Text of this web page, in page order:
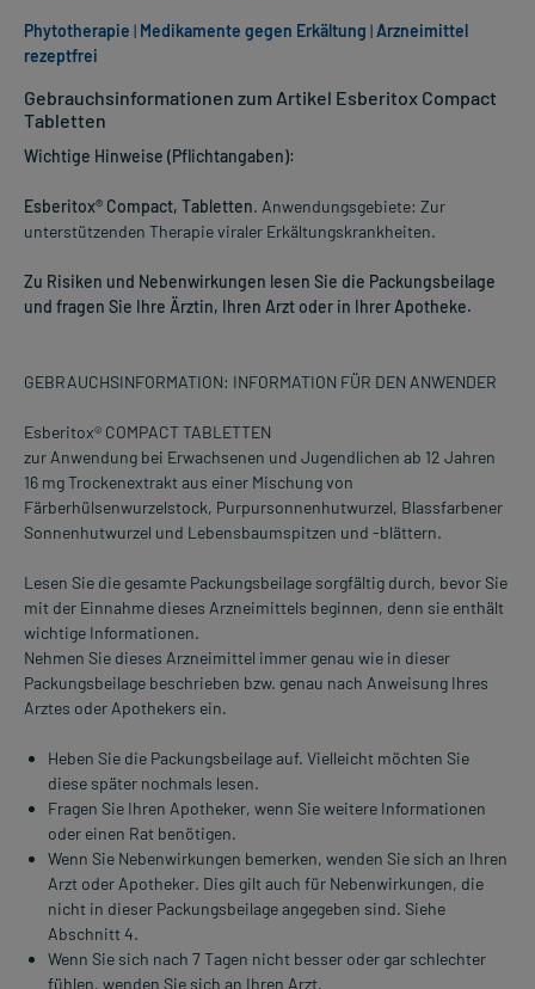
Gebrauchsinformationen zum Artikel Esberitox Compact
Tabletten
Wichtige Hinweise (Pflichtangaben):
Esberitox® Compact, Tabletten. Anwendungsgebiete: Zur
unterstützenden Therapie viraler Erkältungskrankheiten.
Zu Risiken und Nebenwirkungen lesen Sie die Packungsbeilage
und fragen Sie Ihre Ärztin, Ihren Arzt oder in Ihrer Apotheke.
GEBRAUCHSINFORMATION: INFORMATION FÜR DEN ANWENDER
Esberitox® COMPACT TABLETTEN
zur Anwendung bei Erwachsenen und Jugendlichen ab 12 Jahren
16 mg Trockenextrakt aus einer Mischung von
Färberhülsenwurzelstock, Purpursonnenhutwurzel, Blassfarbener
Sonnenhutwurzel und Lebensbaumspitzen und -blättern.
Lesen Sie die gesamte Packungsbeilage sorgfältig durch, bevor Sie
mit der Einnahme dieses Arzneimittels beginnen, denn sie enthält
wichtige Informationen.
Nehmen Sie dieses Arzneimittel immer genau wie in dieser
Packungsbeilage beschrieben bzw. genau nach Anweisung Ihres
Arztes oder Apothekers ein.
Heben Sie die Packungsbeilage auf. Vielleicht möchten Sie
diese später nochmals lesen.
Fragen Sie Ihren Apotheker, wenn Sie weitere Informationen
oder einen Rat benötigen.
Wenn Sie Nebenwirkungen bemerken, wenden Sie sich an Ihren
Arzt oder Apotheker. Dies gilt auch für Nebenwirkungen, die
nicht in dieser Packungsbeilage angegeben sind. Siehe
Abschnitt 4.
Wenn Sie sich nach 7 Tagen nicht besser oder gar schlechter
fühlen, wenden Sie sich an Ihren Arzt.
Phytotherapie | Medikamente gegen Erkältung |Arzneimittel
rezeptfrei